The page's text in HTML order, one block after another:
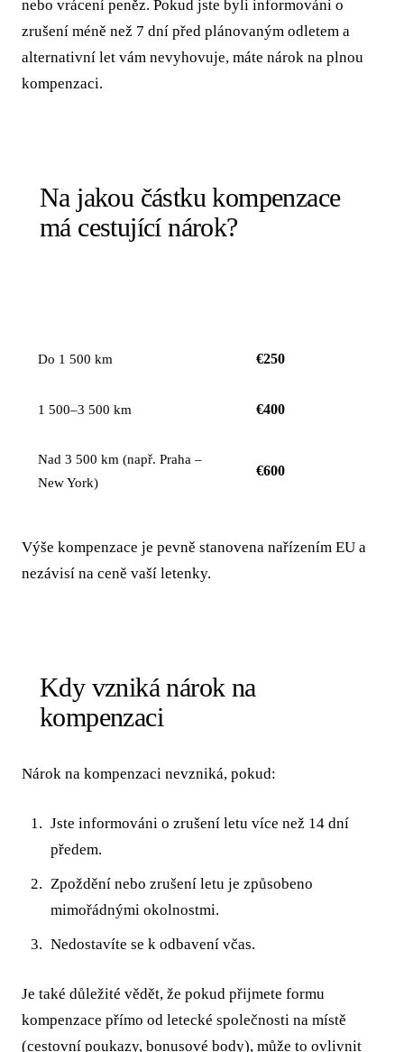
nebo vrácení peněz. Pokud jste byli informováni o
zrušení méně než 7 dní před plánovaným odletem a
alternativní let vám nevyhovuje, máte nárok na plnou
kompenzaci.
Na jakou částku kompenzace
má cestující nárok?
Do 1 500 km €250
1 500–3 500 km €400
Nad 3 500 km (např. Praha –
New York)
€600
Výše kompenzace je pevně stanovena nařízením EU a
nezávisí na ceně vaší letenky.
Kdy vzniká nárok na
kompenzaci
Nárok na kompenzaci nevzniká, pokud:
Jste informováni o zrušení letu více než 14 dní
předem.
Zpoždění nebo zrušení letu je způsobeno
mimořádnými okolnostmi.
Nedostavíte se k odbavení včas.
Je také důležité vědět, že pokud přijmete formu
kompenzace přímo od letecké společnosti na místě
(cestovní poukazy, bonusové body), může to ovlivnit